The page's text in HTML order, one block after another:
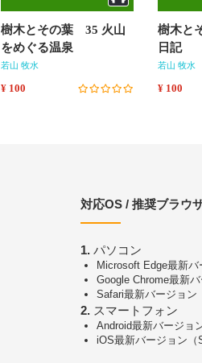
樹木とその葉 35 火山
をめぐる温泉
若山 牧水
¥ 100
樹木と
日記
若山 牧水
¥ 100
対応OS / 推奨ブラウ
1.パソコン
Microsoft Edge最新バ
Google Chrome最新
Safari最新バージョン
2.スマートフォン
Android最新バージョ
iOS最新バージョン（